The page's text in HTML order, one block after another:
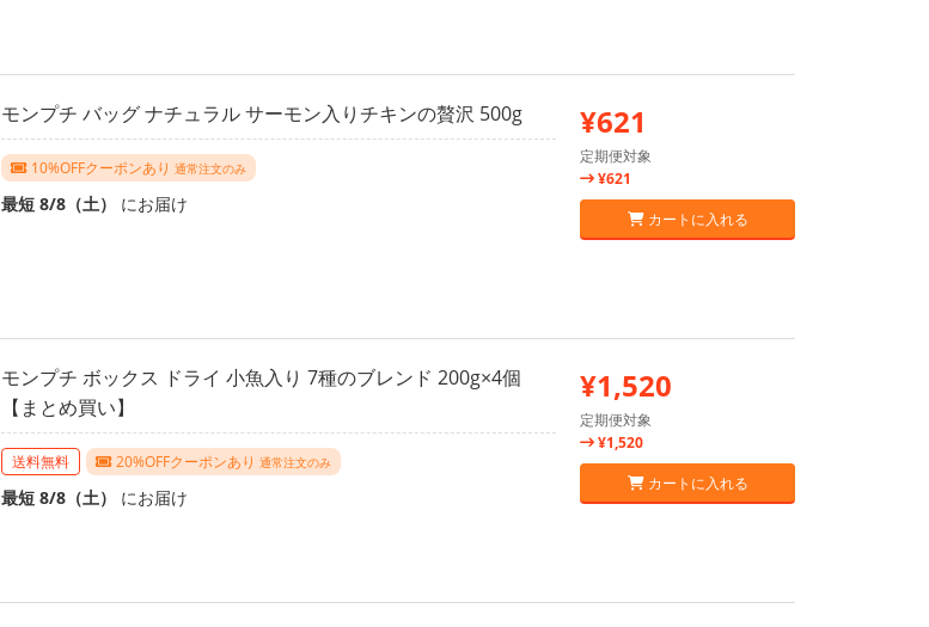
モンプチ バッグ ナチュラル サーモン入りチキンの贅沢 500g
10%OFFクーポンあり 通常注文のみ
最短 8/8（土） にお届け
¥621
定期便対象
¥621
カートに入れる
モンプチ ボックス ドライ 小魚入り 7種のブレンド 200g×4個
【まとめ買い】
送料無料 20%OFFクーポンあり 通常注文のみ
最短 8/8（土） にお届け
¥1,520
定期便対象
¥1,520
カートに入れる